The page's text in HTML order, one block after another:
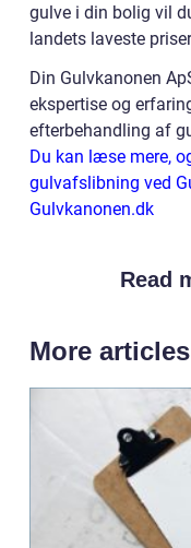
gulve i din bolig vil
landets laveste
Din Gulvkanonen
ekspertise og
efterbehandling af
Du kan læse mere,
gulvafslibning ved
Gulvkanonen.dk
Read
More articles